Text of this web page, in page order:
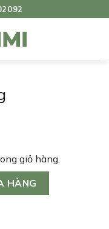
giỏ hàng.
HÀNG